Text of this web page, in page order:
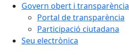
Govern obert i transparència
Portal de transparència
Participació ciutadana
Seu electrònica